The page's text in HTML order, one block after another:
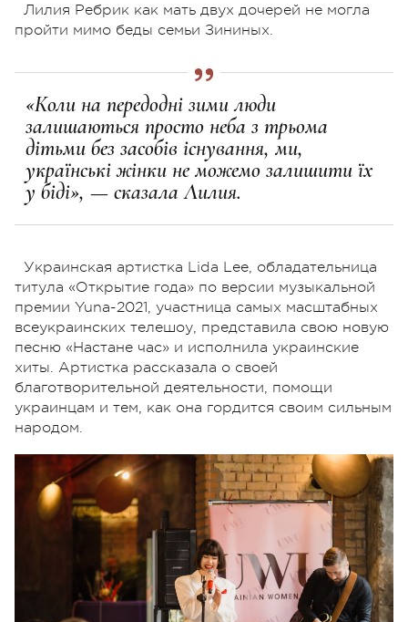
Лилия Ребрик как мать двух дочерей не могла
пройти мимо беды семьи Зининых.
«Коли на передодні зими люди
залишаються просто неба з трьома
дітьми без засобів існування, ми,
українські жінки не можемо залишити їх
у біді», — сказала Лилия.
Украинская артистка Lida Lee, обладательница
титула «Открытие года» по версии музыкальной
премии Yuna-2021, участница самых масштабных
всеукраинских телешоу, представила свою новую
песню «Настане час» и исполнила украинские
хиты. Артистка рассказала о своей
благотворительной деятельности, помощи
украинцам и тем, как она гордится своим сильным
народом.